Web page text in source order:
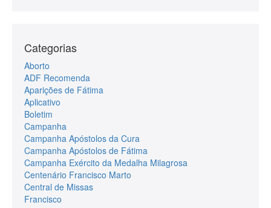
Categorias
Aborto
ADF Recomenda
Aparições de Fátima
Aplicativo
Boletim
Campanha
Campanha Apóstolos da Cura
Campanha Apóstolos de Fátima
Campanha Exército da Medalha Milagrosa
Centenário Francisco Marto
Central de Missas
Francisco